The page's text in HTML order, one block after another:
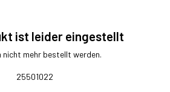
ist leider eingestellt
nicht mehr bestellt werden.
25501022